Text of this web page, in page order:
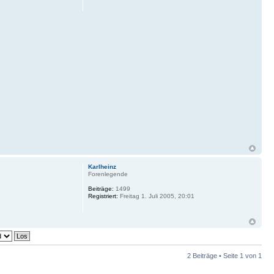
Karlheinz
Forenlegende
Beiträge: 1499
Registriert: Freitag 1. Juli 2005, 20:01
2 Beiträge • Seite 1 von 1